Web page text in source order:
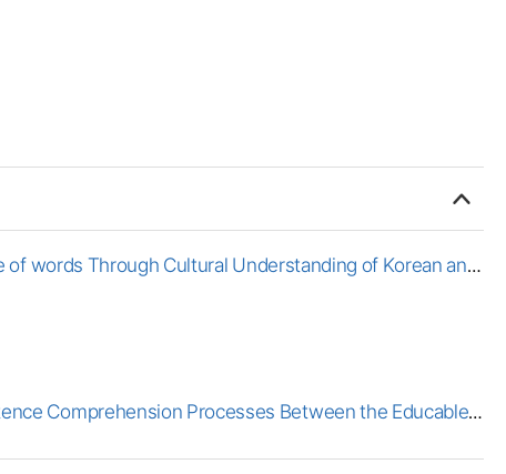
of words Through Cultural Understanding of Korean and
Comprehension Processes Between the Educable